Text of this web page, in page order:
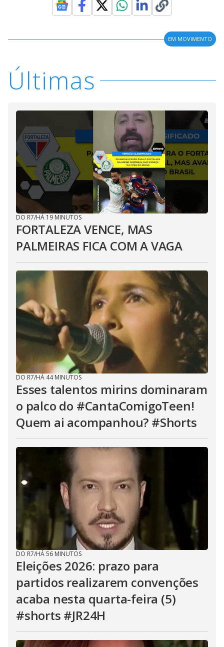
EM MOVIMENTO
Últimas
DO R7/HÁ 19 MINUTOS
FORTALEZA VENCE, MAS
PALMEIRAS FICA COM A VAGA
DO R7/HÁ 44 MINUTOS
Esses talentos mirins dominaram
o palco do #CantaComigoTeen!
Quem ai acompanhou? #Shorts
DO R7/HÁ 56 MINUTOS
Eleições 2026: prazo para
partidos realizarem convenções
acaba nesta quarta-feira (5)
#shorts #JR24H